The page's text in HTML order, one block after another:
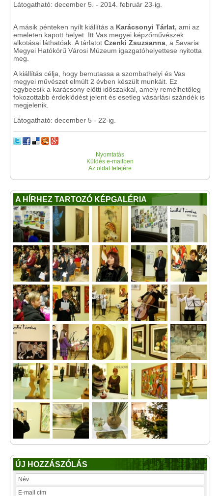
Látogatható: december 5. - 2014. február 23-ig.
A másik pénteken nyílt kiállítás a Karácsonyi Tárlat, ami az
emeleten kapott helyet. Itt Vas megyei képzőművészek
alkotásai láthatóak. A tárlatot Czenki Zsuzsanna , a Savaria
Megyei Hatókörű Városi Múzeum igazgatóhelyettese nyitotta
meg.
A kiállítás célja, hogy bemutassa a szombathelyi és Vas
megyei művészet elmúlt 2 évben készült munkáit. Ez
egybeesik a karácsony előtti időszakkal, amely remélhetőleg
fokozottabb érdeklődést jelent és esetleg vásárlási szándék is
megjelenik.
Látogatható: december 5 - 22-ig.
Nyomtatás
Küldés e-mailben
Az oldal tetejére
A HÍRHEZ TARTOZÓ KÉPGALÉRIA
ÚJ HOZZÁSZÓLÁS